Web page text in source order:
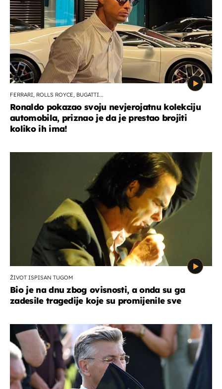
FERRARI, ROLLS ROYCE, BUGATTI...
Ronaldo pokazao svoju nevjerojatnu kolekciju
automobila, priznao je da je prestao brojiti
koliko ih ima!
ŽIVOT ISPISAN TUGOM
Bio je na dnu zbog ovisnosti, a onda su ga
zadesile tragedije koje su promijenile sve